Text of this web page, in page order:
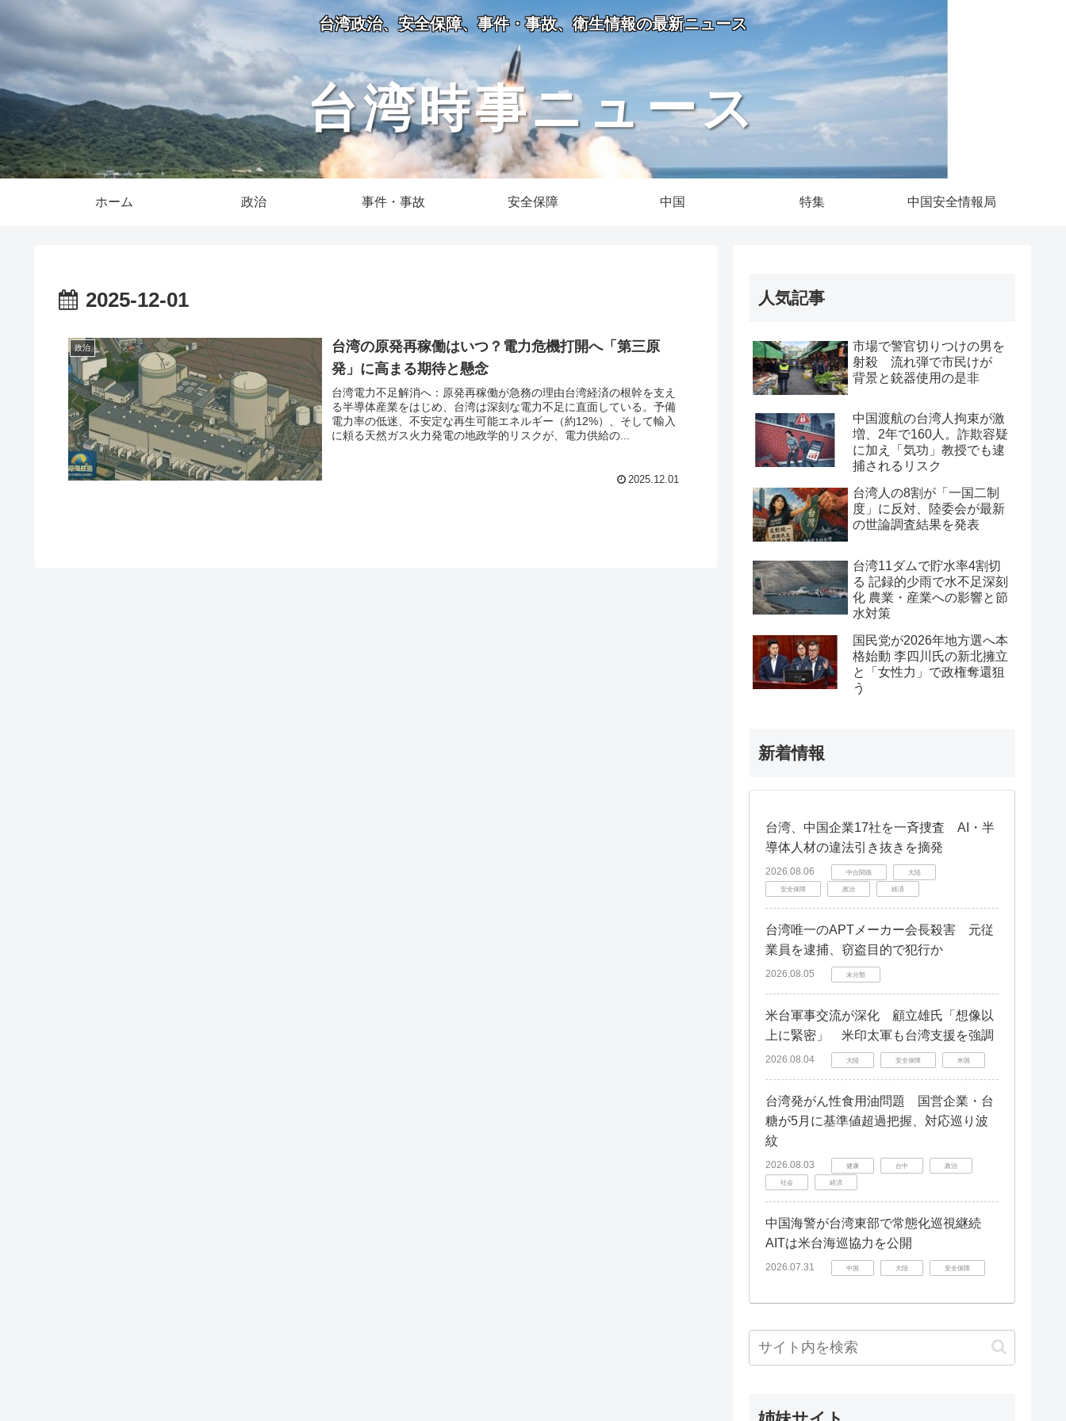
台湾政治、安全保障、事件・事故、衛生情報の最新ニュース
台湾時事ニュース
ホーム 政治 事件・事故 安全保障 中国 特集 中国安全情報局
2025-12-01
政治
台湾の原発再稼働はいつ？電力危機打開へ「第三原
発」に高まる期待と懸念
台湾電力不足解消へ：原発再稼働が急務の理由台湾経済の根幹を支え
る半導体産業をはじめ、台湾は深刻な電力不足に直面している。予備
電力率の低迷、不安定な再生可能エネルギー（約12%）、そして輸入
に頼る天然ガス火力発電の地政学的リスクが、電力供給の...
2025.12.01
人気記事
市場で警官切りつけの男を
射殺 流れ弾で市民けが
背景と銃器使用の是非
中国渡航の台湾人拘束が激
増、2年で160人。詐欺容疑
に加え「気功」教授でも逮
捕されるリスク
台湾人の8割が「一国二制
度」に反対、陸委会が最新
の世論調査結果を発表
台湾11ダムで貯水率4割切
る 記録的少雨で水不足深刻
化 農業・産業への影響と節
水対策
国民党が2026年地方選へ本
格始動 李四川氏の新北擁立
と「女性力」で政権奪還狙
う
新着情報
台湾、中国企業17社を一斉捜査 AI・半
導体人材の違法引き抜きを摘発
2026.08.06 中台関係 大陸
安全保障 政治 経済
台湾唯一のAPTメーカー会長殺害 元従
業員を逮捕、窃盗目的で犯行か
2026.08.05 未分類
米台軍事交流が深化 顧立雄氏「想像以
上に緊密」 米印太軍も台湾支援を強調
2026.08.04 大陸 安全保障 米国
台湾発がん性食用油問題 国営企業・台
糖が5月に基準値超過把握、対応巡り波
紋
2026.08.03 健康 台中 政治
社会 経済
中国海警が台湾東部で常態化巡視継続
AITは米台海巡協力を公開
2026.07.31 中国 大陸 安全保障